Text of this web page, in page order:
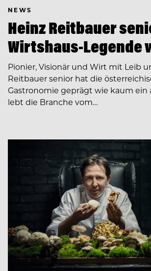
NEWS
Heinz Reitbauer
Wirtshaus-Legende
Pionier, Visionär und Wirt mit Leib
Reitbauer senior hat die
Gastronomie geprägt wie kaum ein
lebt die Branche vom…